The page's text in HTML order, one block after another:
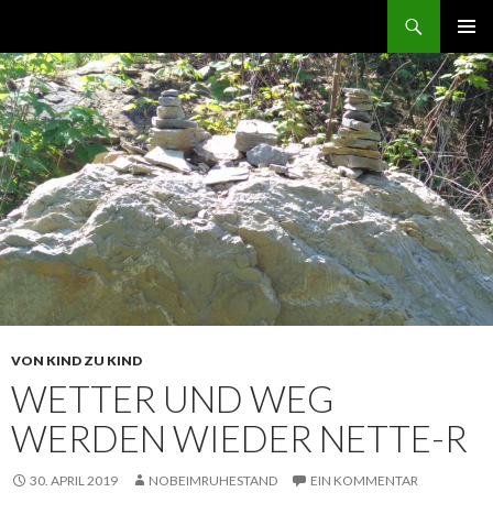
MENÜ
INHALT
SPRINGEN
VON KIND ZU KIND
WETTER UND WEG
WERDEN WIEDER NETTE-R
30. APRIL 2019 NOBEIMRUHESTAND EIN KOMMENTAR